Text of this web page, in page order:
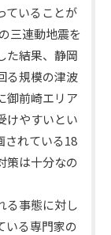
ていることが
三連動地震を
た結果、静岡
る規模の津波
御前崎エリア
けやすいとい
されている18
策は十分なの
る事態に対し
いる専門家の